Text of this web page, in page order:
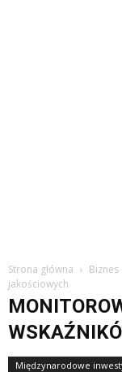
Strona główna Biznes
jakościowych
Międzynarodowe